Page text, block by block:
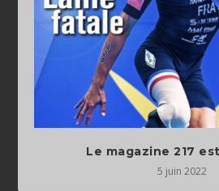
Le magazine 217
5 juin 2022